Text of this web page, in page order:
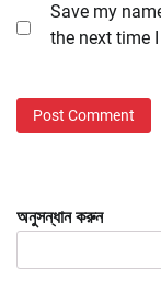
Save my
the next time
অনুসন্ধান করুন